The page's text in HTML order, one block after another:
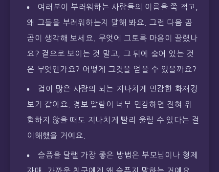
여러분이 부러워하는 사람들의 이름을 쭉 적고,
왜 그들을 부러워하는지 말해 봐요. 그런 다음 곰
곰이 생각해 보세요. 무엇에 그토록 마음이 끌렸나
요? 겉으로 보이는 것 말고, 그 뒤에 숨어 있는 것
은 무엇인가요? 어떻게 그것을 얻을 수 있을까요?
겁이 많은 사람의 뇌는 지나치게 민감한 화재경
보기 같아요. 경보 알람이 너무 민감하면 전혀 위
험하지 않을 때도 지나치게 빨리 울릴 수 있다는 걸
이해했을 거예요.
슬픔을 달랠 가장 좋은 방법은 부모님이나 형제